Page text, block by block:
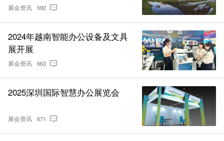
展会资讯 592
2024年越南智能办公设备及文具
展开展
展会资讯 663
2025深圳国际智慧办公展览会
展会资讯 671